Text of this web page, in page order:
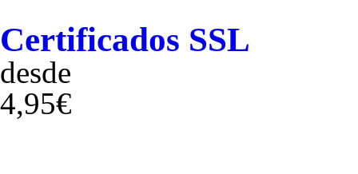
Certificados SSL
desde
4,95€